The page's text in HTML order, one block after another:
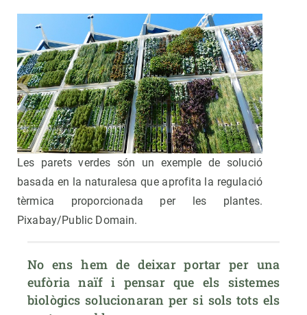
Les parets verdes són un exemple de solució
basada en la naturalesa que aprofita la regulació
tèrmica proporcionada per les plantes.
Pixabay/Public Domain.
No ens hem de deixar portar per una
eufòria naïf i pensar que els sistemes
biològics solucionaran per si sols tots els